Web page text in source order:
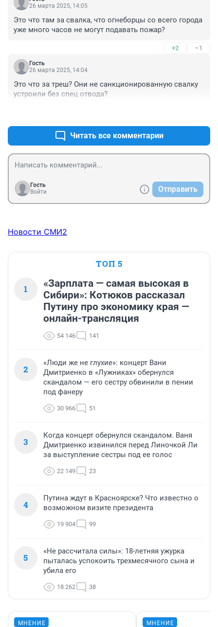
26 марта 2025, 14:05
Это что там за свалка, что огнеборцы со всего города
уже много часов не могут подавать пожар?
+2 –1
Гость
26 марта 2025, 14:04
Это что за треш? Они не санкционированную свалку
устроили без спец отвода?
Читать все комментарии
Гость
Войти
Отправить
Новости СМИ2
ТОП 5
1
«Зарплата — самая высокая в
Сибири»: Котюков рассказал
Путину про экономику края —
онлайн-трансляция
54 146 141
2
«Люди же не глухие»: концерт Вани
Дмитриенко в «Лужниках» обернулся
скандалом — его сестру обвинили в пении
под фанеру
30 966 51
3
Когда концерт обернулся скандалом. Ваня
Дмитриенко извинился перед Линочкой Ли
за выступление сестры под ее голос
22 149 23
4
Путина ждут в Красноярске? Что известно о
возможном визите президента
19 904 99
5
«Не рассчитала силы»: 18-летняя ужурка
пыталась успокоить трехмесячного сына и
убила его
18 262 38
МНЕНИЕ МНЕНИЕ